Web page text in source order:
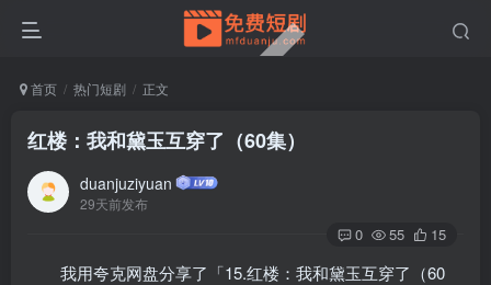
首页 热门短剧 正文
红楼：我和黛玉互穿了（60集）
duanjuziyuan
29天前发布
0 55 15
我用夸克网盘分享了「15.红楼：我和黛玉互穿了（60